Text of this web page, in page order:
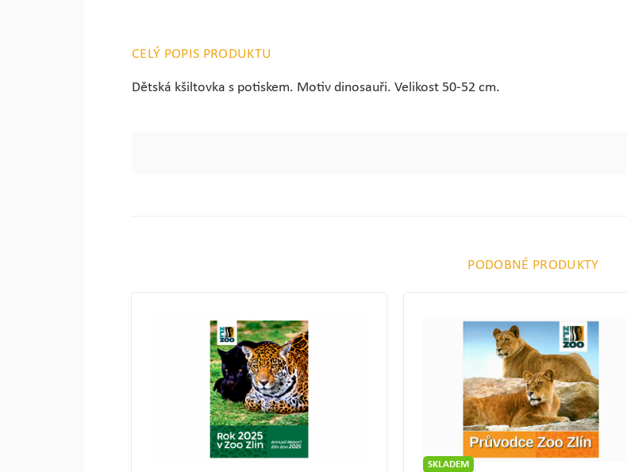
CELÝ POPIS PRODUKTU
Dětská kšiltovka s potiskem. Motiv dinosauři. Velikost 50-52 cm.
PODOBNÉ PRODUKTY
SKLADEM